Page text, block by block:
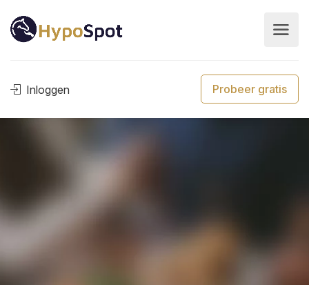
Inloggen Probeer gratis